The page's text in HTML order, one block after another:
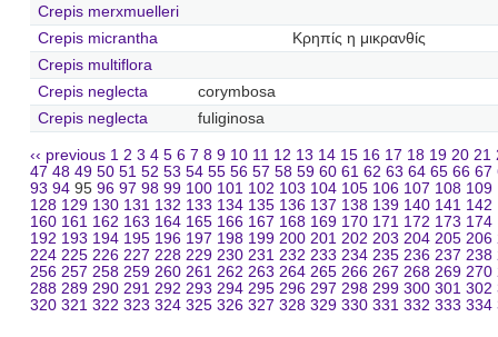
Crepis merxmuelleri
Crepis micrantha
Κρηπίς η μικρανθίς
Crepis multiflora
Crepis neglecta
corymbosa
Crepis neglecta
fuliginosa
‹‹ previous 1 2 3 4 5 6 7 8 9 10 11 12 13 14 15 16 17 18 19 20 21
47 48 49 50 51 52 53 54 55 56 57 58 59 60 61 62 63 64 65 66 67
93 94 95 96 97 98 99 100 101 102 103 104 105 106 107 108 109
128 129 130 131 132 133 134 135 136 137 138 139 140 141 142
160 161 162 163 164 165 166 167 168 169 170 171 172 173 174
192 193 194 195 196 197 198 199 200 201 202 203 204 205 206
224 225 226 227 228 229 230 231 232 233 234 235 236 237 238
256 257 258 259 260 261 262 263 264 265 266 267 268 269 270
288 289 290 291 292 293 294 295 296 297 298 299 300 301 302
320 321 322 323 324 325 326 327 328 329 330 331 332 333 334